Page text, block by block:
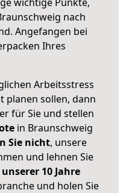
nach
Angefangen bei
Ihres
Arbeitsstress
planen sollen, dann
für Sie und stellen
in Braunschweig
Sie nicht, unsere
und lehnen Sie
10 Jahre
und holen Sie